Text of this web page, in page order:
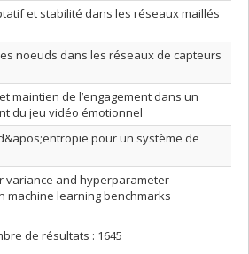
et stabilité dans les réseaux maillés
noeuds dans les réseaux de capteurs
maintien de l’engagement dans un
du jeu vidéo émotionnel
pour un système de
variance and hyperparameter
machine learning benchmarks
de résultats : 1645